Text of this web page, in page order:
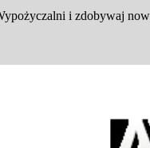
i zdobywaj